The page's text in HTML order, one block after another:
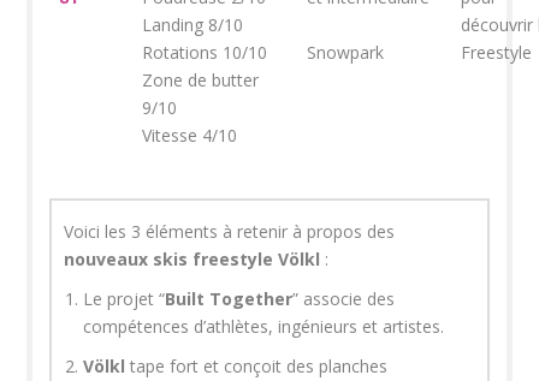
Landing 8/10
Rotations 10/10
Zone de butter
9/10
Vitesse 4/10
Snowpark
découvrir
Freestyle
Voici les 3 éléments à retenir à propos des
nouveaux skis freestyle Völkl :
Le projet “Built Together” associe des
compétences d’athlètes, ingénieurs et artistes.
Völkl tape fort et conçoit des planches